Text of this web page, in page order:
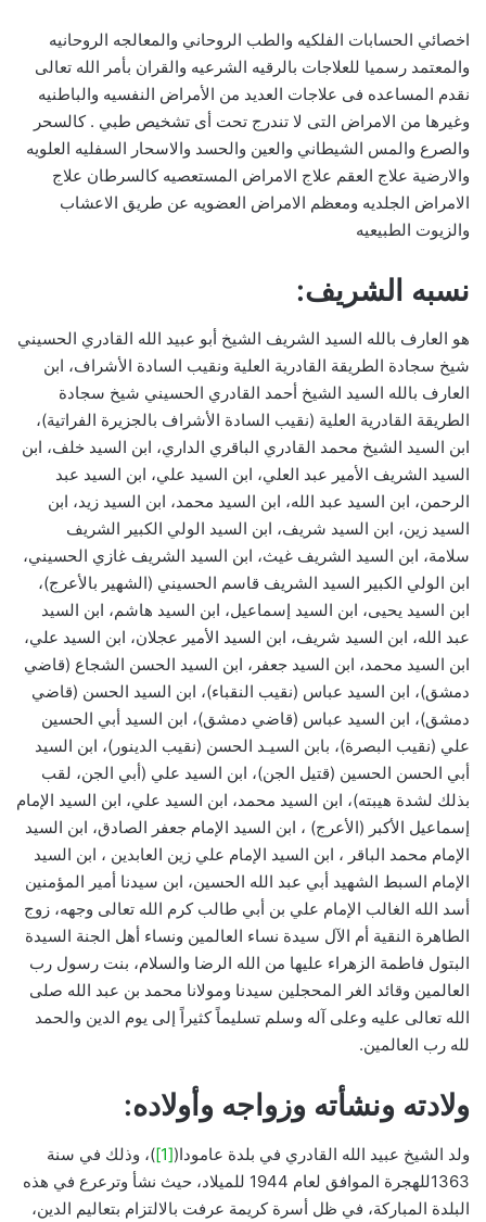
اخصائي الحسابات الفلكيه والطب الروحاني والمعالجه الروحانيه
والمعتمد رسميا للعلاجات بالرقيه الشرعيه والقران بأمر الله تعالى
نقدم المساعده فى علاجات العديد من الأمراض النفسيه والباطنيه
وغيرها من الامراض التى لا تندرج تحت أى تشخيص طبي . كالسحر
والصرع والمس الشيطاني والعين والحسد والاسحار السفليه العلويه
والارضية علاج العقم علاج الامراض المستعصيه كالسرطان علاج
الامراض الجلديه ومعظم الامراض العضويه عن طريق الاعشاب
والزيوت الطبيعيه
نسبه الشريف:
هو العارف بالله السيد الشريف الشيخ أبو عبيد الله القادري الحسيني
شيخ سجادة الطريقة القادرية العلية ونقيب السادة الأشراف، ابن
العارف بالله السيد الشيخ أحمد القادري الحسيني شيخ سجادة
الطريقة القادرية العلية (نقيب السادة الأشراف بالجزيرة الفراتية)،
ابن السيد الشيخ محمد القادري الباقري الداري، ابن السيد خلف، ابن
السيد الشريف الأمير عبد العلي، ابن السيد علي، ابن السيد عبد
الرحمن، ابن السيد عبد الله، ابن السيد محمد، ابن السيد زيد، ابن
السيد زين، ابن السيد شريف، ابن السيد الولي الكبير الشريف
سلامة، ابن السيد الشريف غيث، ابن السيد الشريف غازي الحسيني،
ابن الولي الكبير السيد الشريف قاسم الحسيني (الشهير بالأعرج)،
ابن السيد يحيى، ابن السيد إسماعيل، ابن السيد هاشم، ابن السيد
عبد الله، ابن السيد شريف، ابن السيد الأمير عجلان، ابن السيد علي،
ابن السيد محمد، ابن السيد جعفر، ابن السيد الحسن الشجاع (قاضي
دمشق)، ابن السيد عباس (نقيب النقباء)، ابن السيد الحسن (قاضي
دمشق)، ابن السيد عباس (قاضي دمشق)، ابن السيد أبي الحسين
علي (نقيب البصرة)، بابن السيـد الحسن (نقيب الدينور)، ابن السيد
أبي الحسن الحسين (قتيل الجن)، ابن السيد علي (أبي الجن، لقب
بذلك لشدة هيبته)، ابن السيد محمد، ابن السيد علي، ابن السيد الإمام
إسماعيل الأكبر (الأعرج) ، ابن السيد الإمام جعفر الصادق، ابن السيد
الإمام محمد الباقر ، ابن السيد الإمام علي زين العابدين ، ابن السيد
الإمام السبط الشهيد أبي عبد الله الحسين، ابن سيدنا أمير المؤمنين
أسد الله الغالب الإمام علي بن أبي طالب كرم الله تعالى وجهه، زوج
الطاهرة النقية أم الآل سيدة نساء العالمين ونساء أهل الجنة السيدة
البتول فاطمة الزهراء عليها من الله الرضا والسلام، بنت رسول رب
العالمين وقائد الغر المحجلين سيدنا ومولانا محمد بن عبد الله صلى
الله تعالى عليه وعلى آله وسلم تسليماً كثيراً إلى يوم الدين والحمد
لله رب العالمين.
ولادته ونشأته وزواجه وأولاده:
ولد الشيخ عبيد الله القادري في بلدة عامودا([1]
)، وذلك في سنة
1363للهجرة الموافق لعام 1944 للميلاد، حيث نشأ وترعرع في هذه
البلدة المباركة، في ظل أسرة كريمة عرفت بالالتزام بتعاليم الدين،